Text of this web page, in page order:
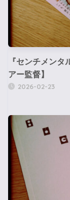
『センチメン
アー監督】
2026-02-23